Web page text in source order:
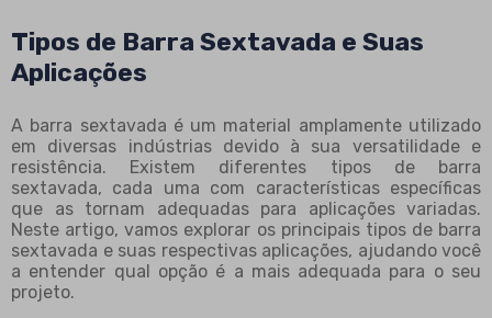
Tipos de Barra Sextavada e Suas
Aplicações
A barra sextavada é um material amplamente utilizado
em diversas indústrias devido à sua versatilidade e
resistência. Existem diferentes tipos de barra
sextavada, cada uma com características específicas
que as tornam adequadas para aplicações variadas.
Neste artigo, vamos explorar os principais tipos de barra
sextavada e suas respectivas aplicações, ajudando você
a entender qual opção é a mais adequada para o seu
projeto.